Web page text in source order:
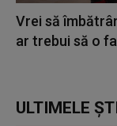
Vrei să
ar trebui să o
ULTIMELE